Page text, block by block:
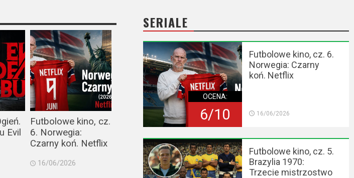
Evil
Futbolowe kino, cz.
6. Norwegia:
Czarny koń. Netflix
16/06/2026
SERIALE
OCENA:
6/10
Futbolowe kino, cz. 6.
Norwegia: Czarny
koń. Netflix
16/06/2026
Futbolowe kino, cz. 5.
Brazylia 1970:
Trzecie mistrzostwo